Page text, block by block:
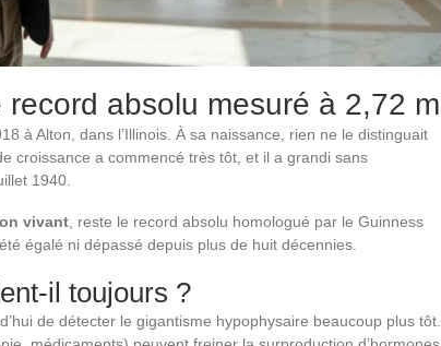
record absolu mesuré à 2,72 m
à Alton, dans l’Illinois. À sa naissance, rien ne le distinguait
croissance a commencé très tôt, et il a grandi sans
1940.
vivant, reste le record absolu homologué par le Guinness
égalé ni dépassé depuis plus de huit décennies.
il toujours ?
de détecter le gigantisme hypophysaire beaucoup plus tôt.